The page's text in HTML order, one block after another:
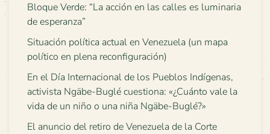
Bloque Verde: “La acción en las calles es luminaria
de esperanza”
Situación política actual en Venezuela (un mapa
político en plena reconfiguración)
En el Día Internacional de los Pueblos Indígenas,
activista Ngäbe-Buglé cuestiona: «¿Cuánto vale la
vida de un niño o una niña Ngäbe-Buglé?»
El anuncio del retiro de Venezuela de la Corte